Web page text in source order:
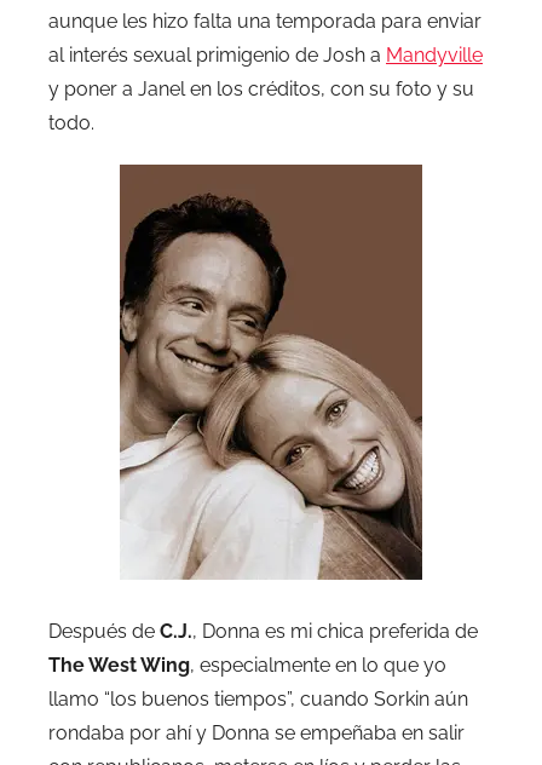
aunque les hizo falta una temporada para enviar
al interés sexual primigenio de Josh a Mandyville
y poner a Janel en los créditos, con su foto y su
todo.
Después de C.J., Donna es mi chica preferida de
The West Wing, especialmente en lo que yo
llamo “los buenos tiempos”, cuando Sorkin aún
rondaba por ahí y Donna se empeñaba en salir